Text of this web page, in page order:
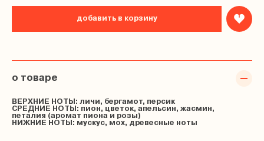
добавить в корзину
о товаре
ВЕРХНИЕ НОТЫ: личи, бергамот, персик
СРЕДНИЕ НОТЫ: пион, цветок, апельсин, жасмин,
петалия (аромат пиона и розы)
НИЖНИЕ НОТЫ: мускус, мох, древесные ноты